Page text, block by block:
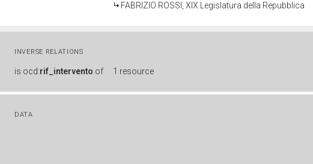
FABRIZIO ROSSI, XIX Legislatura della Repubblica
INVERSE RELATIONS
is ocd:rif_intervento of 1 resource
DATA